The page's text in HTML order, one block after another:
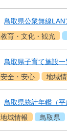
鳥取県公衆無線
教育・文化・観光
鳥取県子育て施設一
安全・安心 地域
鳥取県統計年鑑（
地域情報 鳥取県